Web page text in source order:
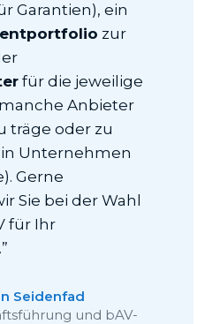
Garantien), ein
zur
für die jeweilige
Anbieter
träge oder zu
Unternehmen
Gerne
Sie bei der Wahl
für Ihr
Seidenfad
und bAV-